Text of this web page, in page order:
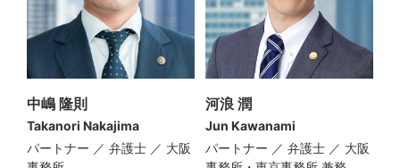
中嶋 隆則
Takanori Nakajima
パートナー ／ 弁護士 ／ 大阪
河浪 潤
Jun Kawanami
パートナー ／ 弁護士 ／ 大阪